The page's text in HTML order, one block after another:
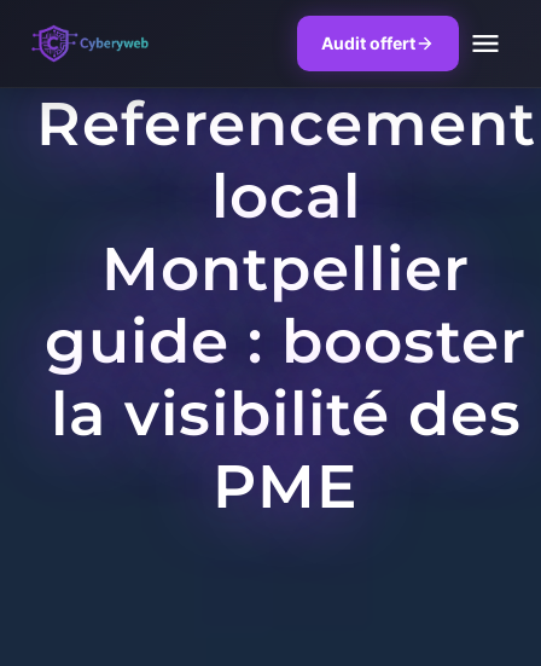
Audit offert
Referencement
local
Montpellier
guide : booster
la visibilité des
PME